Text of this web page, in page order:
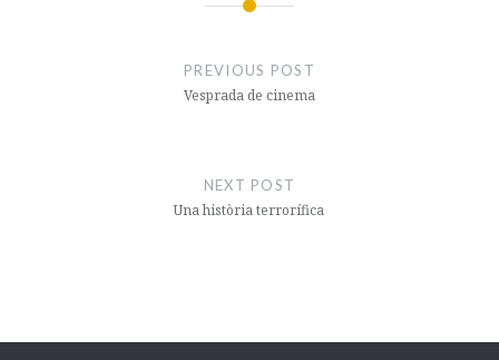
PREVIOUS POST
Vesprada de cinema
NEXT POST
Una història terrorífica